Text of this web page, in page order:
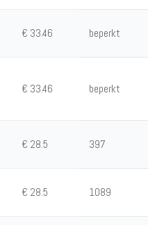
€ 33.46 beperkt
€ 33.46 beperkt
€ 28.5 397
€ 28.5 1089